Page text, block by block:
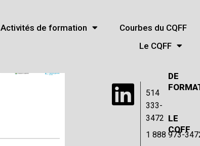
Activités de formation Courbes du CQFF
Le CQFF
514
333-
3472
1 888 973-
DE
LE
CQFF